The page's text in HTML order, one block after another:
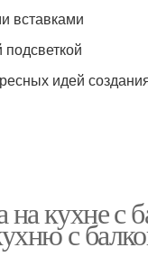
вставками
идей
кухне с
с